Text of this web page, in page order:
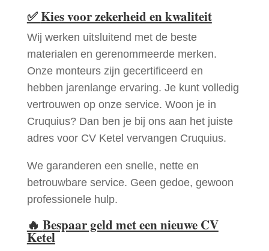
✅Kies voor zekerheid en kwaliteit
Wij werken uitsluitend met de beste
materialen en gerenommeerde merken.
Onze monteurs zijn gecertificeerd en
hebben jarenlange ervaring. Je kunt volledig
vertrouwen op onze service. Woon je in
Cruquius? Dan ben je bij ons aan het juiste
adres voor CV Ketel vervangen Cruquius.
We garanderen een snelle, nette en
betrouwbare service. Geen gedoe, gewoon
professionele hulp.
🔥 Bespaar geld met een nieuwe CV
Ketel